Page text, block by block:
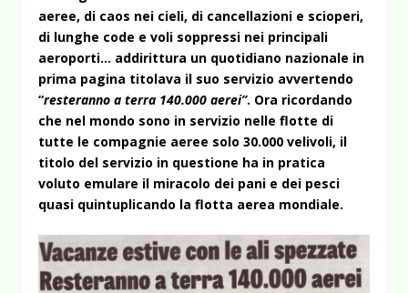
aeree, di caos nei cieli, di cancellazioni e scioperi,
di lunghe code e voli soppressi nei principali
aeroporti… addirittura un quotidiano nazionale in
prima pagina titolava il suo servizio avvertendo
“resteranno a terra 140.000 aerei”. Ora ricordando
che nel mondo sono in servizio nelle flotte di
tutte le compagnie aeree solo 30.000 velivoli, il
titolo del servizio in questione ha in pratica
voluto emulare il miracolo dei pani e dei pesci
quasi quintuplicando la flotta aerea mondiale.